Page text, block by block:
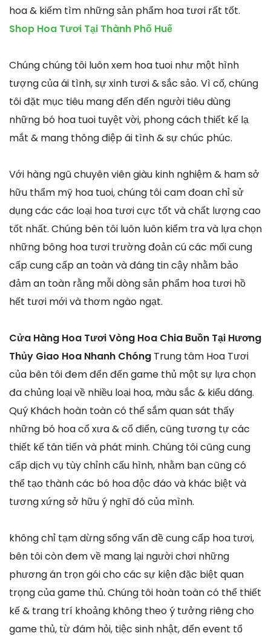
hoa & kiếm tìm những sản phẩm hoa tươi rất tốt.
Shop Hoa Tươi Tại Thành Phố Huế
Chúng chúng tôi luôn xem hoa tuoi như một hình
tượng của ái tình, sự xinh tươi & sắc sảo. Vì cố, chúng
tôi đặt mục tiêu mang đến đến người tiêu dùng
những bó hoa tuoi tuyệt vời, phong cách thiết kế lạ
mắt & mang thông điệp ái tình & sự chúc phúc.
Với hàng ngũ chuyên viên giàu kinh nghiệm & ham sở
hữu thẩm mỹ hoa tuoi, chúng tôi cam đoan chỉ sử
dụng các các loại hoa tươi cực tốt và chất lượng cao
tốt nhất. Chúng bên tôi luôn luôn kiểm tra và lựa chọn
những bông hoa tươi trường đoản cú các mối cung
cấp cung cấp an toàn và đáng tin cậy nhằm bảo
đảm an toàn rằng mỗi dòng sản phẩm hoa tươi hồ
hết tươi mới và thơm ngào ngạt.
Cửa Hàng Hoa Tươi Vòng Hoa Chia Buồn Tại Hương
Thủy Giao Hoa Nhanh Chóng Trung tâm Hoa Tươi
của bên tôi đem đến đến game thủ một sự lựa chọn
đa chủng loại về nhiều loại hoa, màu sắc & kiểu dáng.
Quý Khách hoàn toàn có thể sắm quan sát thấy
những bó hoa cổ xưa & cổ điển, cũng tương tự các
thiết kế tân tiến và phát minh. Chúng tôi cũng cung
cấp dịch vụ tùy chỉnh cấu hình, nhằm bạn cũng có
thể tạo thành các bó hoa độc đáo và khác biệt và
tương xứng sở hữu ý nghĩ đó của mình.
không chỉ tạm dừng sống vấn đề cung cấp hoa tươi,
bên tôi còn đem về mang lại người chơi những
phương án trọn gói cho các sự kiện đặc biệt quan
trọng của game thủ. Chúng tôi hoàn toàn có thể thiết
kế & trang trí khoảng không theo ý tưởng riêng cho
game thủ, từ đám hỏi, tiệc sinh nhật, đến event tổ